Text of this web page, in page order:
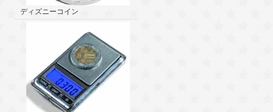
ディズニーコイン